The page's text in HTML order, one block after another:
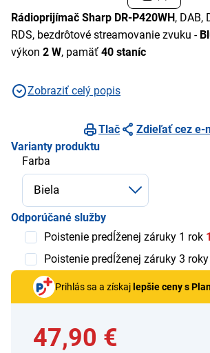
Rádioprijímač Sharp DR-P420WH, DAB,
RDS, bezdrôtové streamovanie zvuku -
výkon 2 W, pamäť 40 staníc
Zobraziť celý popis
Tlač
Zdieľať cez e-
Varianty produktu
Farba
Odporúčané služby
Poistenie predĺženej záruky 1 rok
Poistenie predĺženej záruky 3 roky
Prihlás sa a získaj lepšie ceny s
47,90 €